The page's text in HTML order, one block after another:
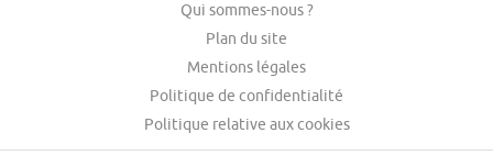
Qui sommes-nous ?
Plan du site
Mentions légales
Politique de confidentialité
Politique relative aux cookies